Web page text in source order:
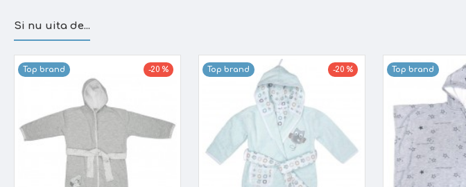
- poate fi folosit dupa
baie, piscina sau la plaja
100% bumbac tip terry
Marime unica: 86/92
Note:
Incercam ca pozele sa reflecte cat mai mult realitatea. Totusi, nuanta din poza este
difere de cea a produsului.
Si nu uita de...
Top brand -20 % Top brand -20 % Top brand